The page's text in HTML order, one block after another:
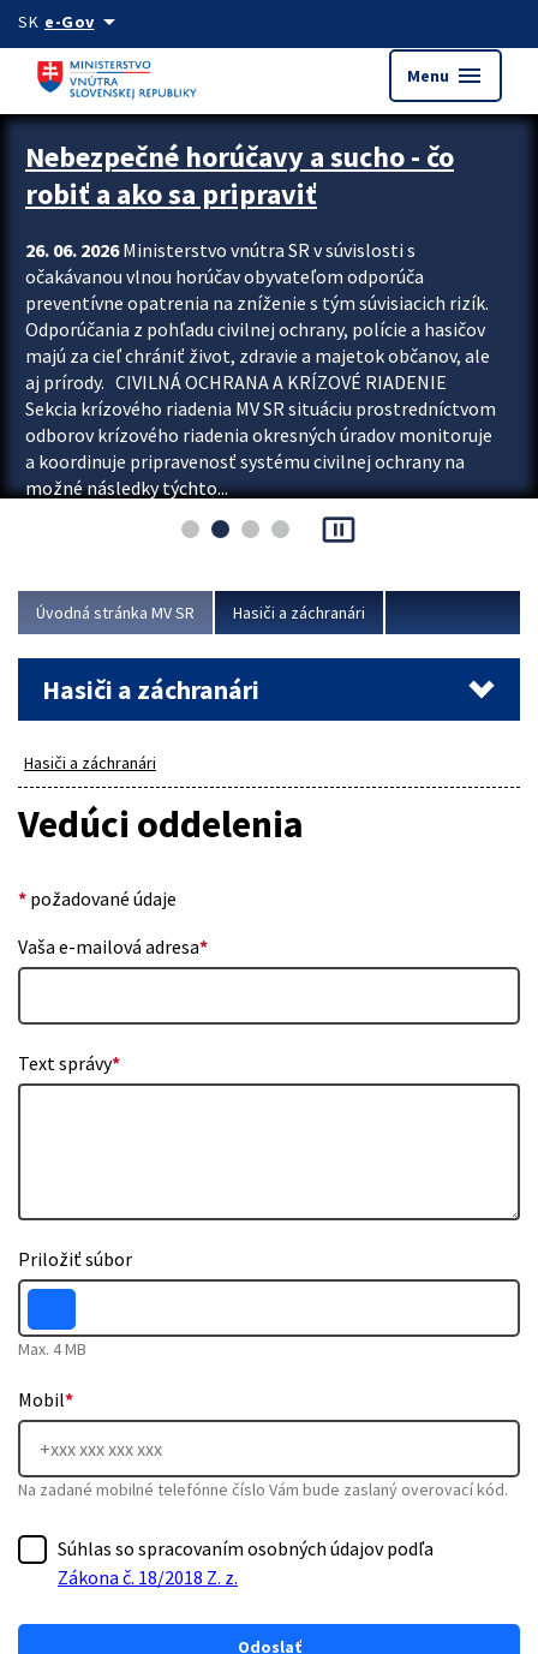
Preskocit na hlavný obsah
SK e-Govarrow_drop_down
Menu menu
Zastavit automatický posun upútavok
Nebezpečné horúčavy a sucho - čo
robiť a ako sa pripraviť
26. 06. 2026Ministerstvo vnútra SR v súvislosti s
očakávanou vlnou horúčav obyvateľom odporúča
preventívne opatrenia na zníženie s tým súvisiacich rizík.
Odporúčania z pohľadu civilnej ochrany, polície a hasičov
majú za cieľ chrániť život, zdravie a majetok občanov, ale
aj prírody. CIVILNÁ OCHRANA A KRÍZOVÉ RIADENIE
Sekcia krízového riadenia MV SR situáciu prostredníctvom
odborov krízového riadenia okresných úradov monitoruje
a koordinuje pripravenosť systému civilnej ochrany na
možné následky týchto...
pause_presentation
Úvodná stránka MV SR Hasiči a záchranári
Hasiči a záchranári
Hasiči a záchranári
Vedúci oddelenia
* požadované údaje
Vaša e-mailová adresa*
Text správy*
Priložiť súbor
Max. 4 MB
Mobil*
Na zadané mobilné telefónne číslo Vám bude zaslaný overovací kód.
Súhlas so spracovaním osobných údajov podľa
Zákona č. 18/2018 Z. z.